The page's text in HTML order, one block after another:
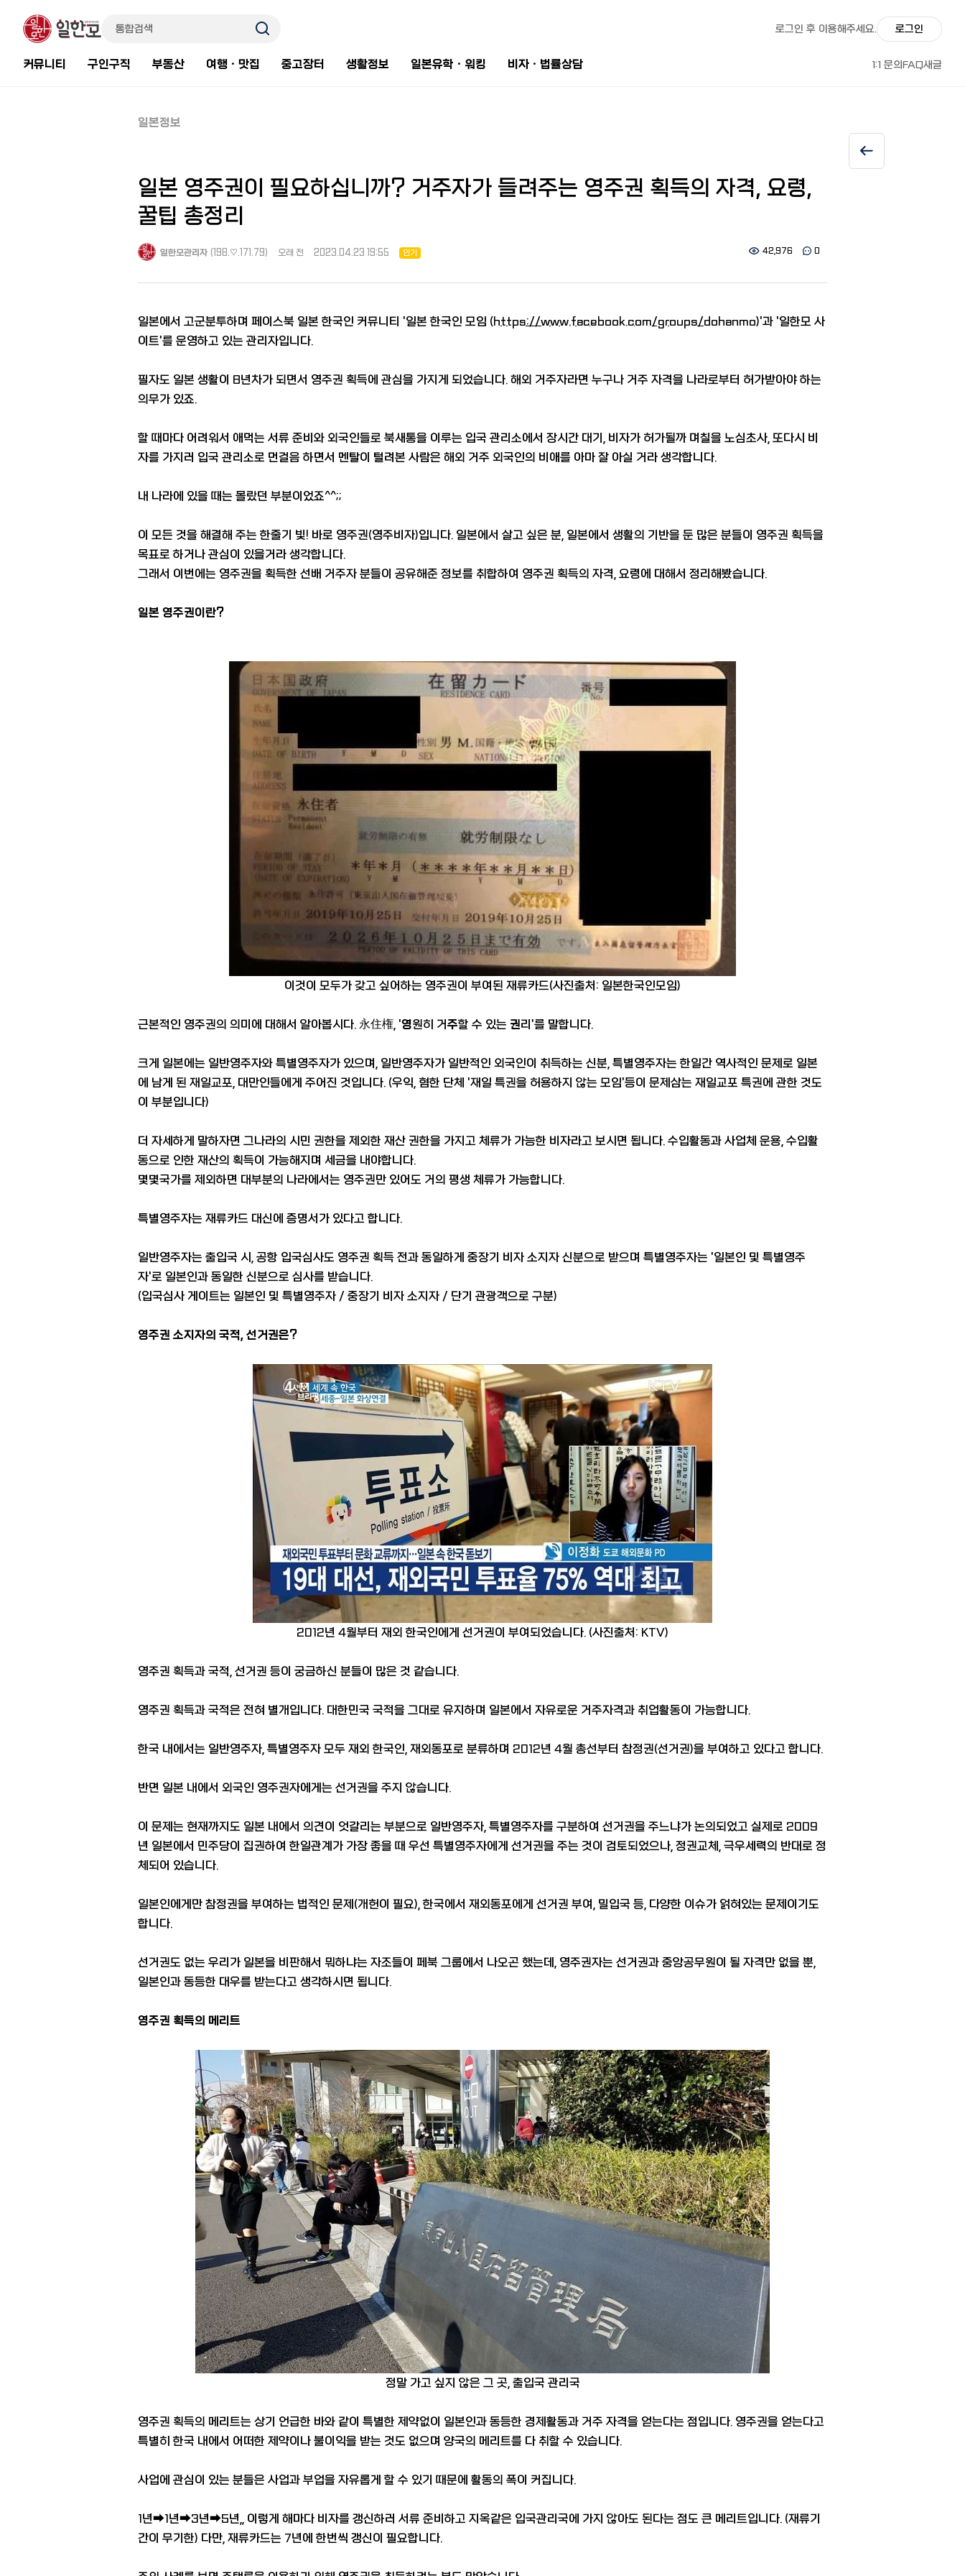
로그인 후 이용해주세요. 로그인
커뮤니티 구인구직 부동산 여행ㆍ맛집 중고장터 생활정보 일본유학ㆍ워킹 비자ㆍ법률상담 1:1 문의FAQ새글
일본정보
일본 영주권이 필요하십니까? 거주자가 들려주는 영주권 획득의 자격, 요령,
꿀팁 총정리
일한모관리자 (198.♡.171.79) 오래 전 2023.04.23 19:55 인기 42,976 0
일본에서 고군분투하며 페이스북 일본 한국인 커뮤니티 '일본 한국인 모임 (https://www.facebook.com/groups/dohanmo)'과 '일한모 사
이트'를 운영하고 있는 관리자입니다.
필자도 일본 생활이 8년차가 되면서 영주권 획득에 관심을 가지게 되었습니다. 해외 거주자라면 누구나 거주 자격을 나라로부터 허가받아야 하는
의무가 있죠.
할 때마다 어려워서 애먹는 서류 준비와 외국인들로 북새통을 이루는 입국 관리소에서 장시간 대기, 비자가 허가될까 며칠을 노심초사, 또다시 비
자를 가지러 입국 관리소로 먼걸음 하면서 멘탈이 털려본 사람은 해외 거주 외국인의 비애를 아마 잘 아실 거라 생각합니다.
내 나라에 있을 때는 몰랐던 부분이었죠^^;;
이 모든 것을 해결해 주는 한줄기 빛! 바로 영주권(영주비자)입니다. 일본에서 살고 싶은 분, 일본에서 생활의 기반을 둔 많은 분들이 영주권 획득을
목표로 하거나 관심이 있을거라 생각합니다.
그래서 이번에는 영주권을 획득한 선배 거주자 분들이 공유해준 정보를 취합하여 영주권 획득의 자격, 요령에 대해서 정리해봤습니다.
일본 영주권이란?
이것이 모두가 갖고 싶어하는 영주권이 부여된 재류카드(사진출처: 일본한국인모임)
근본적인 영주권의 의미에 대해서 알아봅시다. 永住権, '영원히 거주할 수 있는 권리'를 말합니다.
크게 일본에는 일반영주자와 특별영주자가 있으며, 일반영주자가 일반적인 외국인이 취득하는 신분, 특별영주자는 한일간 역사적인 문제로 일본
에 남게 된 재일교포, 대만인들에게 주어진 것입니다. (우익, 혐한 단체 '재일 특권을 허용하지 않는 모임'등이 문제삼는 재일교포 특권에 관한 것도
이 부분입니다)
더 자세하게 말하자면 그나라의 시민 권한을 제외한 재산 권한을 가지고 체류가 가능한 비자라고 보시면 됩니다. 수입활동과 사업체 운용, 수입활
동으로 인한 재산의 획득이 가능해지며 세금을 내야합니다.
몇몇국가를 제외하면 대부분의 나라에서는 영주권만 있어도 거의 평생 체류가 가능합니다.
특별영주자는 재류카드 대신에 증명서가 있다고 합니다.
일반영주자는 출입국 시, 공항 입국심사도 영주권 획득 전과 동일하게 중장기 비자 소지자 신분으로 받으며 특별영주자는 '일본인 및 특별영주
자'로 일본인과 동일한 신분으로 심사를 받습니다.
(입국심사 게이트는 일본인 및 특별영주자 / 중장기 비자 소지자 / 단기 관광객으로 구분)
영주권 소지자의 국적, 선거권은?
2012년 4월부터 재외 한국인에게 선거권이 부여되었습니다. (사진출처: KTV)
영주권 획득과 국적, 선거권 등이 궁금하신 분들이 많은 것 같습니다.
영주권 획득과 국적은 전혀 별개입니다. 대한민국 국적을 그대로 유지하며 일본에서 자유로운 거주자격과 취업활동이 가능합니다.
한국 내에서는 일반영주자, 특별영주자 모두 재외 한국인, 재외동포로 분류하며 2012년 4월 총선부터 참정권(선거권)을 부여하고 있다고 합니다.
반면 일본 내에서 외국인 영주권자에게는 선거권을 주지 않습니다.
이 문제는 현재까지도 일본 내에서 의견이 엇갈리는 부분으로 일반영주자, 특별영주자를 구분하여 선거권을 주느냐가 논의되었고 실제로 2009
년 일본에서 민주당이 집권하여 한일관계가 가장 좋을 때 우선 특별영주자에게 선거권을 주는 것이 검토되었으나, 정권교체, 극우세력의 반대로 정
체되어 있습니다.
일본인에게만 참정권을 부여하는 법적인 문제(개헌이 필요), 한국에서 재외동포에게 선거권 부여, 밀입국 등, 다양한 이슈가 얽혀있는 문제이기도
합니다.
선거권도 없는 우리가 일본을 비판해서 뭐하냐는 자조들이 페북 그룹에서 나오곤 했는데, 영주권자는 선거권과 중앙공무원이 될 자격만 없을 뿐,
일본인과 동등한 대우를 받는다고 생각하시면 됩니다.
영주권 획득의 메리트
정말 가고 싶지 않은 그 곳, 출입국 관리국
영주권 획득의 메리트는 상기 언급한 바와 같이 특별한 제약없이 일본인과 동등한 경제활동과 거주 자격을 얻는다는 점입니다. 영주권을 얻는다고
특별히 한국 내에서 어떠한 제약이나 불이익을 받는 것도 없으며 양국의 메리트를 다 취할 수 있습니다.
사업에 관심이 있는 분들은 사업과 부업을 자유롭게 할 수 있기 때문에 활동의 폭이 커집니다.
1년➡1년➡3년➡5년,, 이렇게 해마다 비자를 갱신하러 서류 준비하고 지옥같은 입국관리국에 가지 않아도 된다는 점도 큰 메리트입니다. (재류기
간이 무기한) 다만, 재류카드는 7년에 한번씩 갱신이 필요합니다.